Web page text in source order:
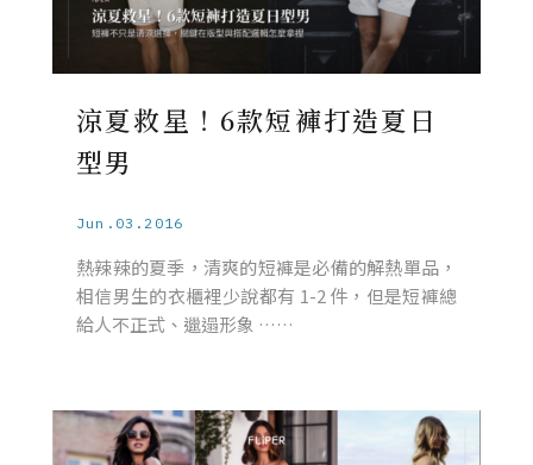
涼夏救星！6款短褲打造夏日
型男
Jun.03.2016
熱辣辣的夏季，清爽的短褲是必備的解熱單品，
相信男生的衣櫃裡少說都有 1-2 件，但是短褲總
給人不正式、邋遢形象 ……